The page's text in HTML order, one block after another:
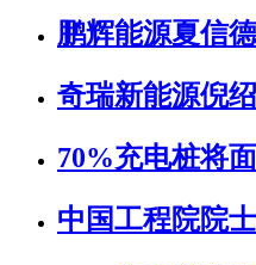
鹏辉能源夏信
奇瑞新能源倪
70%充电桩将
中国工程院院